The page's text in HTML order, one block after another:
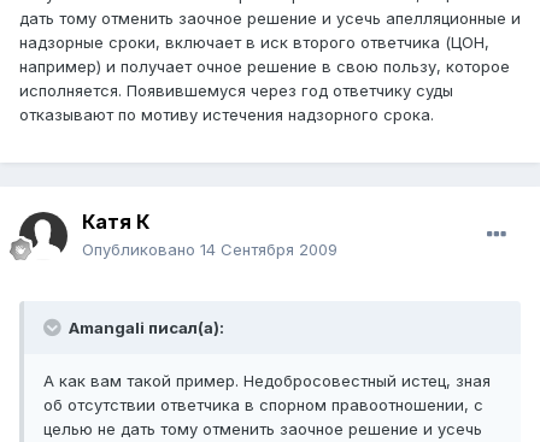
дать тому отменить заочное решение и усечь апелляционные и
надзорные сроки, включает в иск второго ответчика (ЦОН,
например) и получает очное решение в свою пользу, которое
исполняется. Появившемуся через год ответчику суды
отказывают по мотиву истечения надзорного срока.
Катя К
Опубликовано 14 Сентября 2009
Amangali писал(а):
А как вам такой пример. Недобросовестный истец, зная
об отсутствии ответчика в спорном правоотношении, с
целью не дать тому отменить заочное решение и усечь